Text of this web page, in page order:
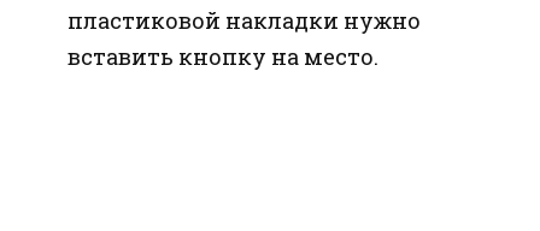
пластиковой накладки нужно
вставить кнопку на место.